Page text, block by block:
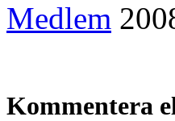
Medlem
Kommentera